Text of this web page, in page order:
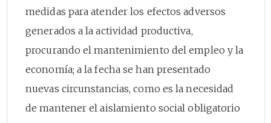
medidas para atender los efectos adversos
generados a la actividad productiva,
procurando el mantenimiento del empleo y la
economía; a la fecha se han presentado
nuevas circunstancias, como es la necesidad
de mantener el aislamiento social obligatorio